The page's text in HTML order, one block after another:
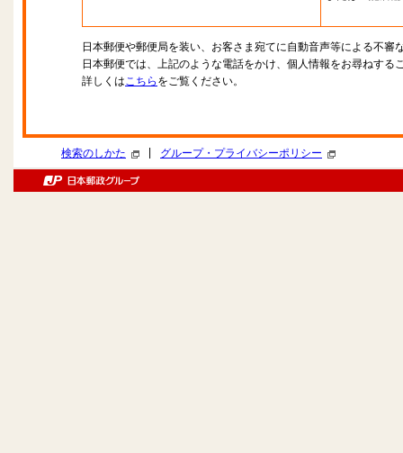
日本郵便や郵便局を装い、お客さま宛てに自動音声等による不審
日本郵便では、上記のような電話をかけ、個人情報をお尋ねする
詳しくはこちら をご覧ください。
検索のしかた グループ・プライバシーポリシー